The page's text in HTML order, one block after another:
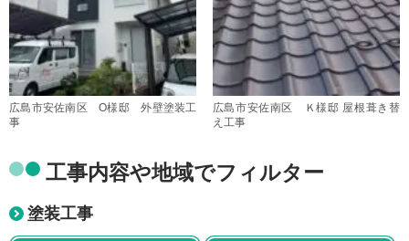
広島市安佐南区 O様邸 外壁塗装工
事
広島市安佐南区 Ｋ様邸 屋根葺き替
え工事
工事内容や地域でフィルター
塗装工事